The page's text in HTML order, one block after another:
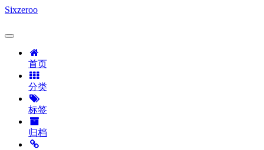
Sixzeroo
首页
分类
标签
归档